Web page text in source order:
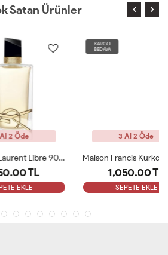
Satan Ürünler
Yves Saint Laurent Libre 90 ML Bayan Tester Parfüm
KARGO
BEDAVA
Maison Francis Kurkdjian Baccarat Rouge 540 Etrait De 70ml Bayan Tester Parfüm
1,050.00 TL
SEPETE EKLE